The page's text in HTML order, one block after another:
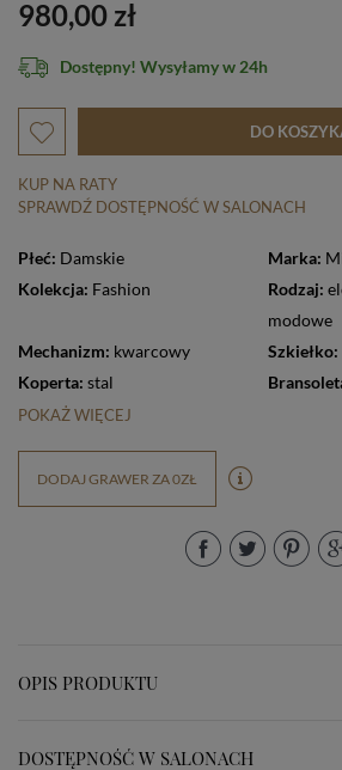
980,00 zł
Dostępny! Wysyłamy w 24h
DO
KUP NA RATY
SPRAWDŹ DOSTĘPNOŚĆ W SALONACH
Płeć: Damskie Marka:
Kolekcja: Fashion Rodzaj:
modowe
Mechanizm: kwarcowy Szkiełko:
Koperta: stal
POKAŻ WIĘCEJ
DODAJ GRAWER ZA 0ZŁ
OPIS PRODUKTU
DOSTĘPNOŚĆ W SALONACH